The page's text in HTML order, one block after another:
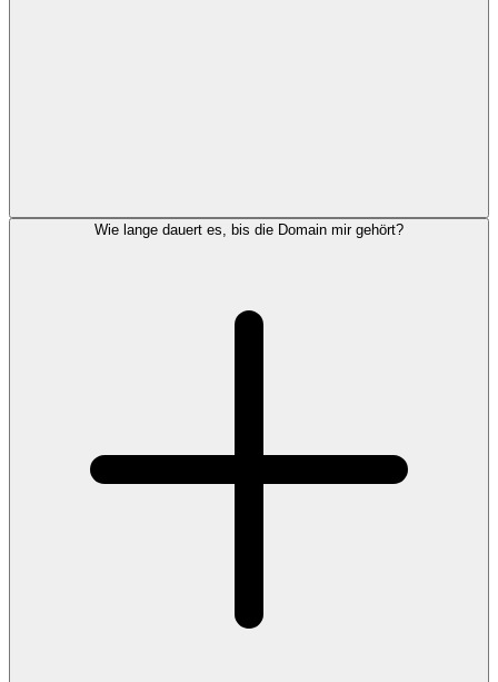
Wie lange dauert es, bis die Domain mir gehört?